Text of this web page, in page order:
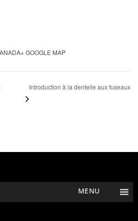
+ GOOGLE MAP
Introduction à la dentelle aux fuseaux
MENU